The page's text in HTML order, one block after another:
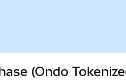
(Ondo